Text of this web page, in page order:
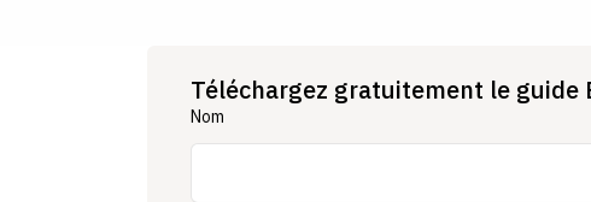
Téléchargez gratuitement le guide
Nom